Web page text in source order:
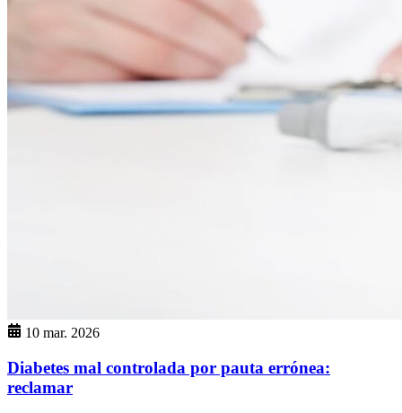
10 mar. 2026
Diabetes mal controlada por pauta errónea:
reclamar